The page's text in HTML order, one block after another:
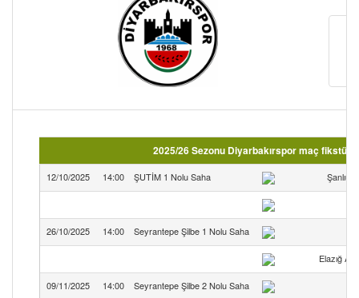
2025/26 Sezonu Diyarbakırspor maç
12/10/2025 14:00 ŞUTİM 1 Nolu Saha
26/10/2025 14:00 Seyrantepe Şilbe 1 Nolu Saha
Elazığ
09/11/2025 14:00 Seyrantepe Şilbe 2 Nolu Saha